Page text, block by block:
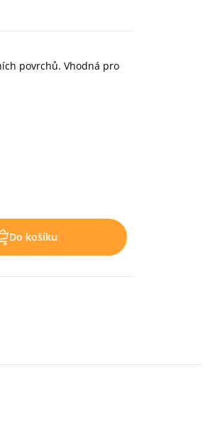
povrchů. Vhodná pro
Do košíku